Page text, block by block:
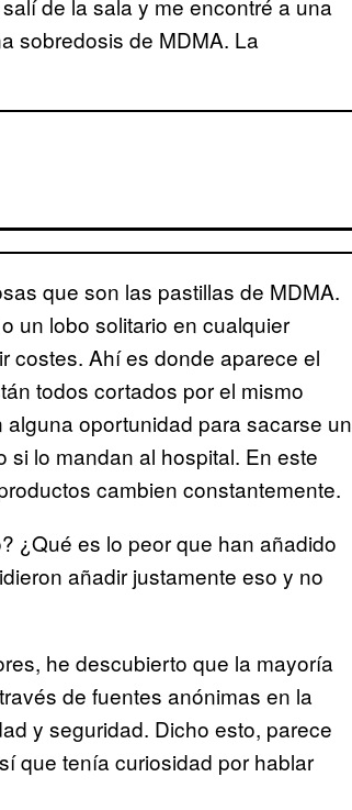
de la sala y me encontré a una
sobredosis de MDMA. La
que son las pastillas de MDMA.
un lobo solitario en cualquier
costes. Ahí es donde aparece el
todos cortados por el mismo
oportunidad para sacarse un
lo mandan al hospital. En este
cambien constantemente.
¿Qué es lo peor que han añadido
añadir justamente eso y no
he descubierto que la mayoría
de fuentes anónimas en la
y seguridad. Dicho esto, parece
que tenía curiosidad por hablar